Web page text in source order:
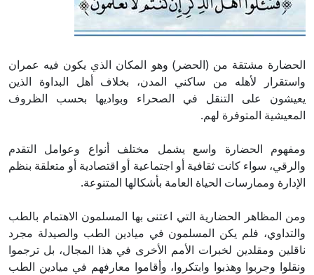
الحضارة مشتقة من (الحضر) وهو المكان الذي يكون فيه عمران
واستقرار لأهله من ساكني المدن، بخلاف أهل البداوة الذين
يعيشون على التنقل في الصحراء وبواديها بحسب الظروف
المعيشية المتوفرة لهم.
ومفهوم الحضارة واسع يشمل مختلف أنواع وعوامل التقدم
والرقي، سواء كانت ثقافية أو اجتماعية أو اقتصادية أو متعلقة بنظم
الإدارة وممارسات الحياة العامة بأشكالها المتنوعة.
ومن المظاهر الحضارية التي اعتنى بها المسلمون الاهتمام بالطب
والتداوي، فلم يكن المسلمون في ميادين الطب والصيدلة مجرد
ناقلين ومقلدين لخبرات الأمم الأخرى في هذا المجال، بل ترجموا
ونقلوا وجربوا وهذبوا وابتكروا، وأقاموا معارفهم في ميادين الطب